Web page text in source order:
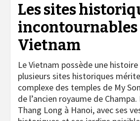
Les sites
incontournables
Vietnam
Le Vietnam possède une
plusieurs sites historiques
complexe des temples de My
de l’ancien royaume de
Thang Long à Hanoi, avec ses